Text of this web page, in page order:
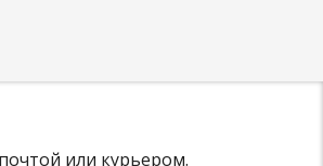
или курьером.